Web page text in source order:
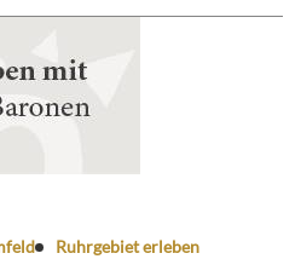
Ruhrgebiet erleben